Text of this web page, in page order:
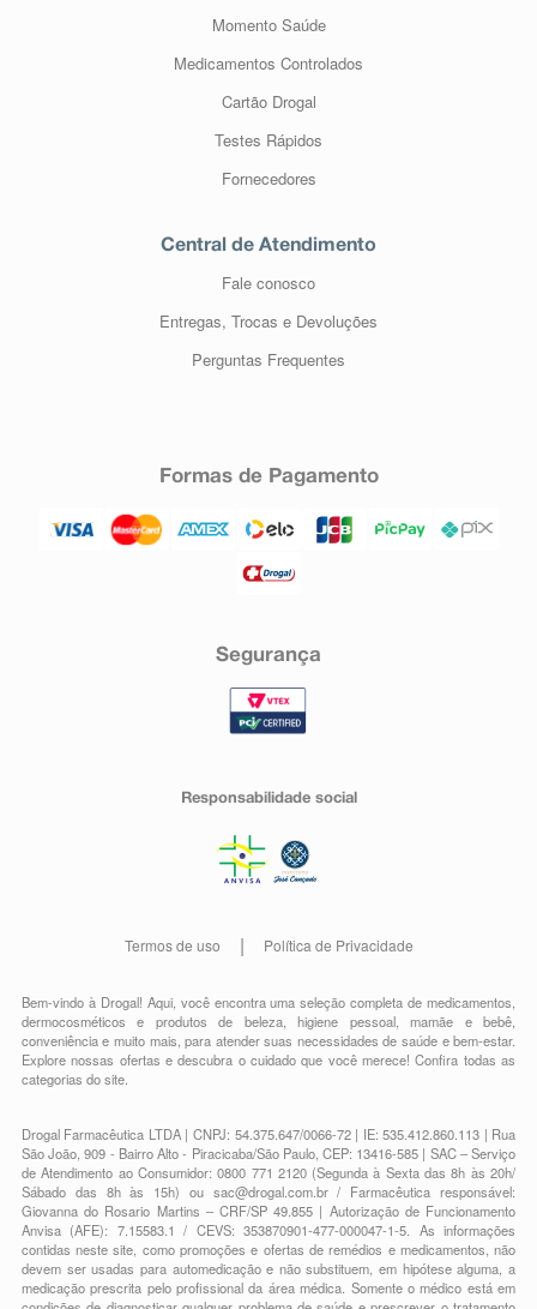
Momento Saúde
Medicamentos Controlados
Cartão Drogal
Testes Rápidos
Fornecedores
Central de Atendimento
Fale conosco
Entregas, Trocas e Devoluções
Perguntas Frequentes
Formas de Pagamento
Segurança
Responsabilidade social
Termos de uso Política de Privacidade
Bem-vindo à Drogal! Aqui, você encontra uma seleção completa demedicamentos
dermocosméticos e produtos de beleza,higiene pessoal,mamãe e bebê
conveniênciae muito mais, para atender suas necessidades de saúde e bem-estar.
Explore nossas ofertas e descubra o cuidado que você merece!Confira todas as
categorias do site.
Drogal Farmacêutica LTDA | CNPJ: 54.375.647/0066-72 | IE: 535.412.860.113 | Rua
São João, 909 - Bairro Alto - Piracicaba/São Paulo, CEP: 13416-585 | SAC – Serviço
de Atendimento ao Consumidor: 0800 771 2120 (Segunda à Sexta das 8h às 20h/
Sábado das 8h às 15h) ou sac@drogal.com.br/ Farmacêutica responsável:
Giovanna do Rosario Martins – CRF/SP 49.855 | Autorização de Funcionamento
Anvisa (AFE): 7.15583.1 / CEVS: 353870901-477-000047-1-5. As informações
contidas neste site, como promoções e ofertas de remédios e medicamentos, não
devem ser usadas para automedicação e não substituem, em hipótese alguma, a
medicação prescrita pelo profissional da área médica. Somente o médico está em